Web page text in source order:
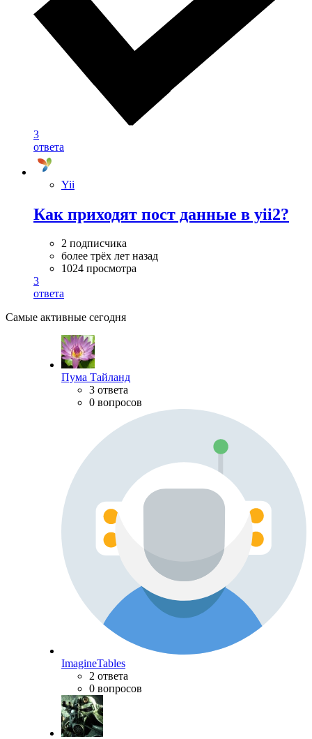
3
ответа
Yii
Как приходят пост данные в yii2?
2 подписчика
более трёх лет назад
1024 просмотра
3
ответа
Самые активные сегодня
Пума Тайланд
3 ответа
0 вопросов
ImagineTables
2 ответа
0 вопросов